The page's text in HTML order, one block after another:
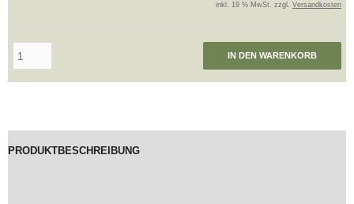
inkl. 19 % MwSt. zzgl. Versandkosten
IN DEN WARENKORB
PRODUKTBESCHREIBUNG